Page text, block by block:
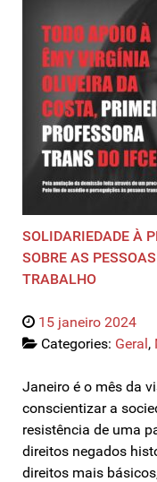
SOLIDARIEDADE À
SOBRE AS
TRABALHO
15 janeiro 2024
Categories: Geral,
Janeiro é o mês da
conscientizar a
resistência de uma
direitos negados
direitos mais